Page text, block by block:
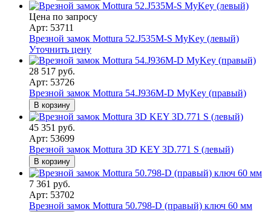
Цена по запросу
Арт: 53711
Врезной замок Mottura 52.J535M-S MyKey (левый)
Уточнить цену
28 517 руб.
Арт: 53726
Врезной замок Mottura 54.J936M-D MyKey (правый)
В корзину
45 351 руб.
Арт: 53699
Врезной замок Mottura 3D KEY 3D.771 S (левый)
В корзину
7 361 руб.
Арт: 53702
Врезной замок Mottura 50.798-D (правый) ключ 60 мм